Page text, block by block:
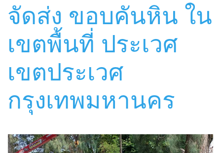
จัดส่ง ขอบคันหิน ใน
เขตพื้นที่ ประเวศ
เขตประเวศ
กรุงเทพมหานคร